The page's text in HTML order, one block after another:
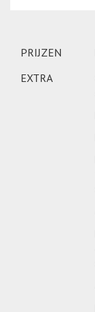
PRIJZEN
EXTRA